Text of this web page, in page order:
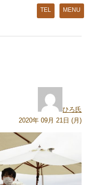
MENU
ひろ氏
2020年 09月 21日 (月)